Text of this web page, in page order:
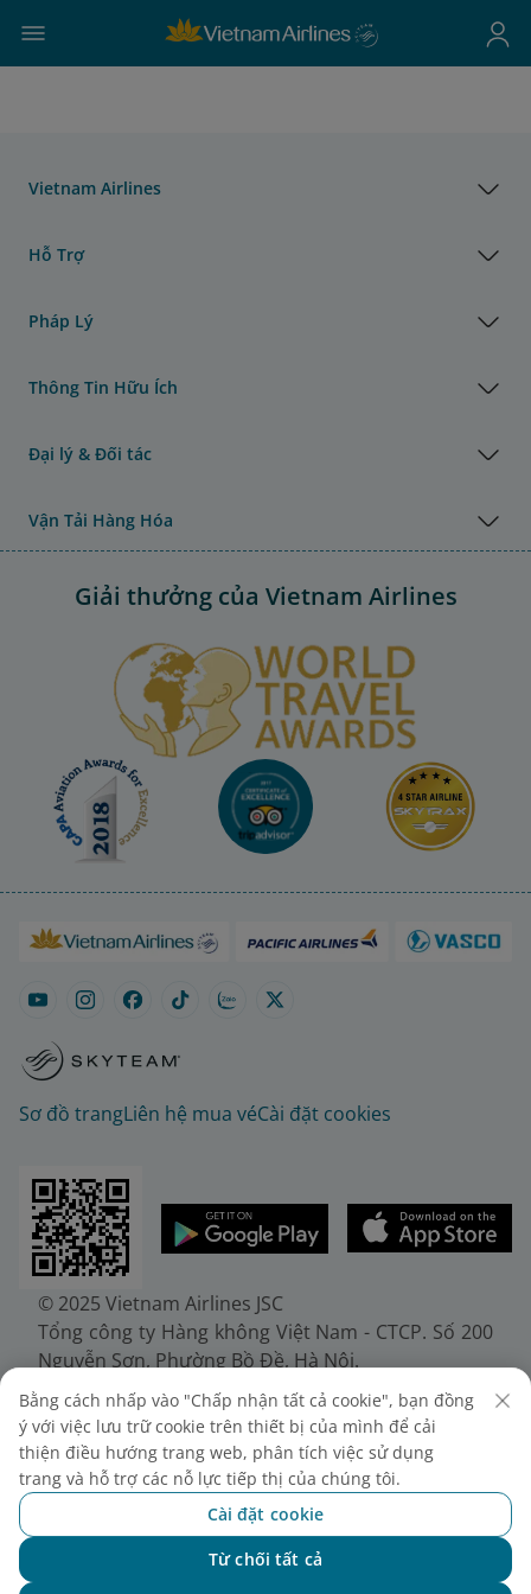
Vietnam Airlines
Hỗ Trợ
Pháp Lý
Thông Tin Hữu Ích
Đại lý & Đối tác
Vận Tải Hàng Hóa
Giải thưởng của Vietnam Airlines
Sơ đồ trangLiên hệ mua véCài đặt cookies
© 2025 Vietnam Airlines JSC
Tổng công ty Hàng không Việt Nam - CTCP. Số 200
Nguyễn Sơn, Phường Bồ Đề, Hà Nội.
Điện thoại: (+84-24) 38272289. Fax: (+84-24)
38722375
Giấy chứng nhận đăng ký doanh nghiệp, mã số
doanh nghiệp 0100107518, đăng ký lần đầu ngày
30/6/2010, đăng ký thay đổi lần thứ 10 ngày
24/7/2025, cấp bởi Sở Tài chính Thành phố Hà Nội.
Bằng cách nhấp vào "Chấp nhận tất cả cookie", bạn đồng
ý với việc lưu trữ cookie trên thiết bị của mình để cải
thiện điều hướng trang web, phân tích việc sử dụng
trang và hỗ trợ các nỗ lực tiếp thị của chúng tôi.
Cài đặt cookie
Từ chối tất cả